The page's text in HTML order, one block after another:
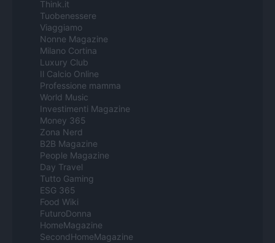
Think.it
Tuobenessere
Viaggiamo
Nonne Magazine
Milano Cortina
Luxury Club
Il Calcio Online
Professione mamma
World Music
Investimenti Magazine
Money 365
Zona Nerd
B2B Magazine
People Magazine
Day Travel
Tutto Gaming
ESG 365
Food Wiki
FuturoDonna
HomeMagazine
SecondHomeMagazine